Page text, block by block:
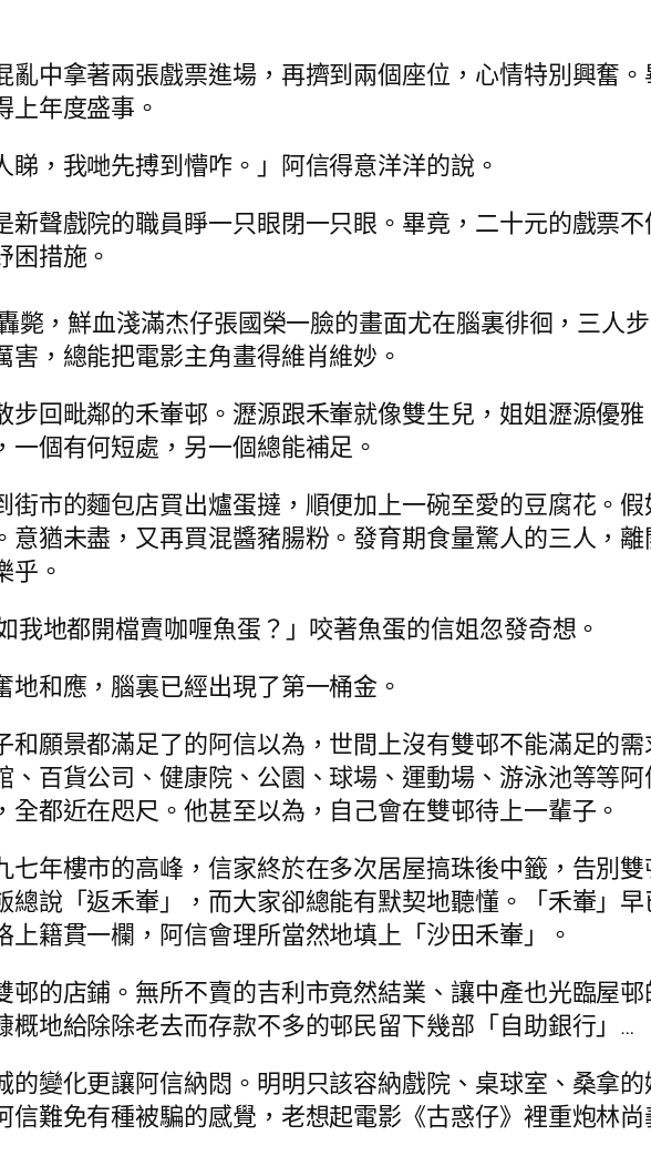
亂中拿著兩張戲票進場，再擠到兩個座位，心情特別興奮
上年度盛事。
睇，我哋先搏到懵咋。」阿信得意洋洋的說。
新聲戲院的職員睜一只眼閉一只眼。畢竟，二十元的戲票
困措施。
斃，鮮血淺滿杰仔張國榮一臉的畫面尤在腦裏徘徊，三人
，總能把電影主角畫得維肖維妙。
步回毗鄰的禾輋邨。瀝源跟禾輋就像雙生兒，姐姐瀝源優
個有何短處，另一個總能補足。
街市的麵包店買出爐蛋撻，順便加上一碗至愛的豆腐花。
意猶未盡，又再買混醬豬腸粉。發育期食量驚人的三人，
乎。
我地都開檔賣咖喱魚蛋？」咬著魚蛋的信姐忽發奇想。
地和應，腦裏已經出現了第一桶金。
和願景都滿足了的阿信以為，世間上沒有雙邨不能滿足的
、百貨公司、健康院、公園、球場、運動場、游泳池等等
都近在咫尺。他甚至以為，自己會在雙邨待上一輩子。
七年樓市的高峰，信家終於在多次居屋搞珠後中籤，告別
總說「返禾輋」，而大家卻總能有默契地聽懂。「禾輋」
上籍貫一欄，阿信會理所當然地填上「沙田禾輋」。
邨的店鋪。無所不賣的吉利市竟然結業、讓中產也光臨屋
概地給除除老去而存款不多的邨民留下幾部「自助銀行」…
的變化更讓阿信納悶。明明只該容納戲院、桌球室、桑拿
信難免有種被騙的感覺，老想起電影《古惑仔》裡重炮林